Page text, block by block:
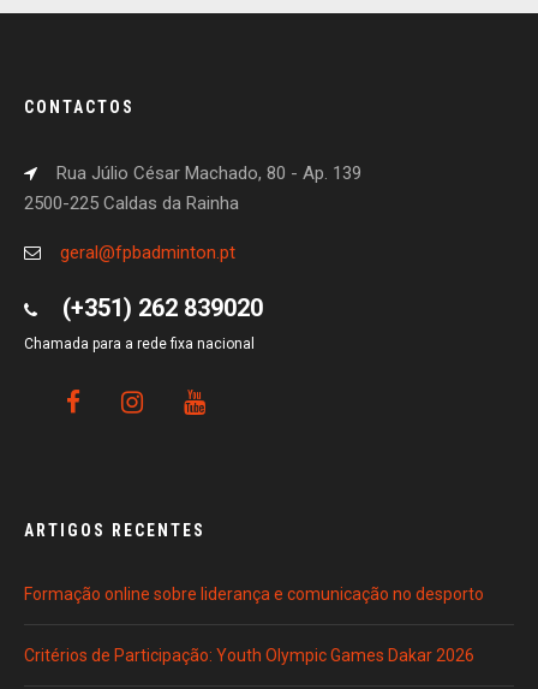
CONTACTOS
Rua Júlio César Machado, 80 - Ap. 139
2500-225 Caldas da Rainha
geral@fpbadminton.pt
(+351) 262 839020
Chamada para a rede fixa nacional
ARTIGOS RECENTES
Formação online sobre liderança e comunicação no desporto
Critérios de Participação: Youth Olympic Games Dakar 2026